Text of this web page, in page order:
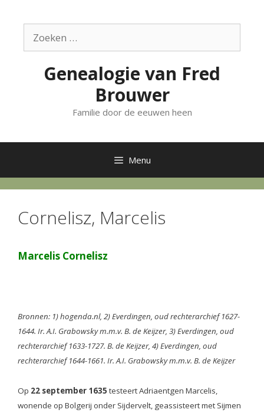
inhoudnaar:
Genealogie van Fred
Brouwer
Familie door de eeuwen heen
Menu
Cornelisz, Marcelis
Marcelis Cornelisz
Bronnen: 1) hogenda.nl, 2) Everdingen, oud rechterarchief 1627-
1644. Ir. A.I. Grabowsky m.m.v. B. de Keijzer, 3) Everdingen, oud
rechterarchief 1633-1727. B. de Keijzer, 4) Everdingen, oud
rechterarchief 1644-1661. Ir. A.I. Grabowsky m.m.v. B. de Keijzer
Op 22 september 1635 testeert Adriaentgen Marcelis,
wonende op Bolgerij onder Sijdervelt, geassisteert met Sijmen